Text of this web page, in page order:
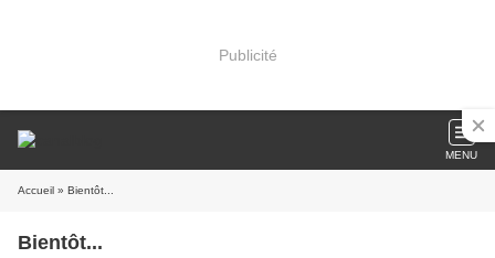
Publicité
MENU
Accueil » Bientôt...
Bientôt...